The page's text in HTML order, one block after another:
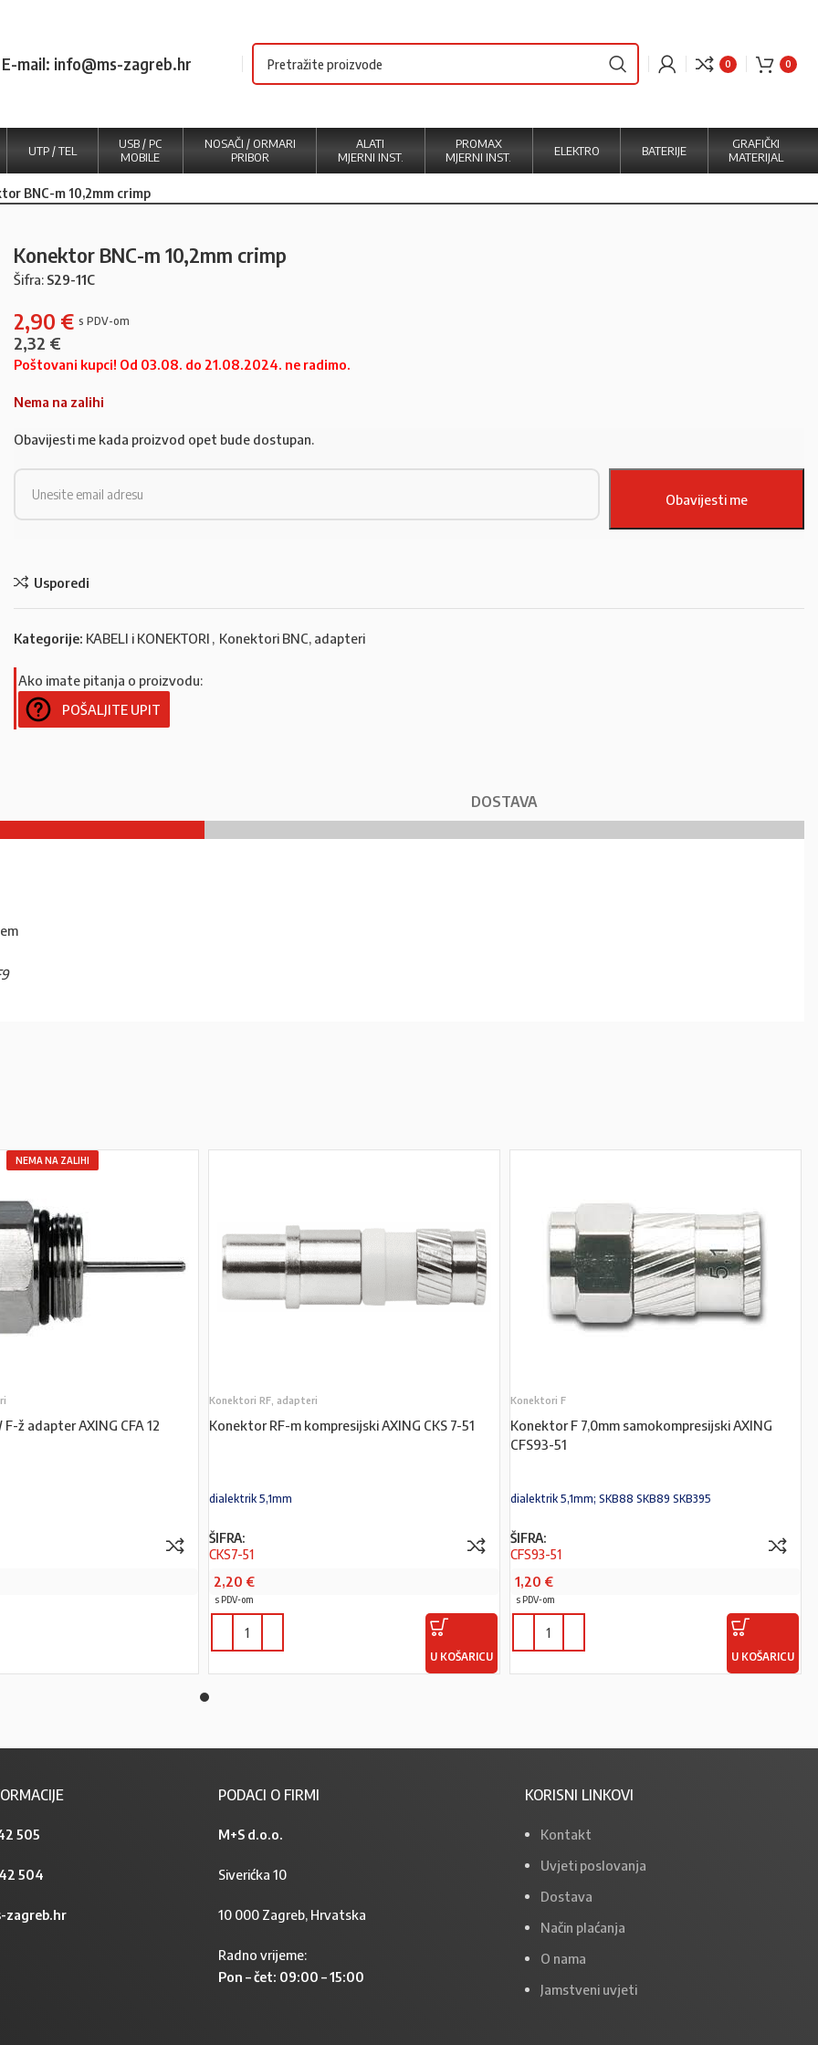
E-mail: info@ms-zagreb.hr 0 0
UTP / TEL
USB / PC
MOBILE
NOSAČI / ORMARI
PRIBOR
ALATI
MJERNI INST.
PROMAX
MJERNI INST.
ELEKTRO BATERIJE
GRAFIČKI
MATERIJAL
BNC-m 10,2mm crimp
Konektor BNC-m 10,2mm crimp
Šifra: S29-11C
2,90 €
2,32 €
Poštovani kupci! Od 03.08. do 21.08.2024. ne radimo.
Nema na zalihi
Obavijesti me kada proizvod opet bude dostupan.
Usporedi
Kategorije: KABELI i KONEKTORI , Konektori BNC, adapteri
Ako imate pitanja o proizvodu:
POŠALJITE UPIT
DOSTAVA
NEMA NA ZALIHI
ž adapter AXING CFA 12
Konektori RF, adapteri
Konektor RF-m kompresijski AXING CKS 7-51
dialektrik 5,1mm
ŠIFRA:
CKS7-51
2,20 €
s PDV-om
U KOŠARICU
Konektori F
Konektor F 7,0mm samokompresijski AXING
CFS93-51
dialektrik 5,1mm; SKB88 SKB89 SKB395
ŠIFRA:
CFS93-51
1,20 €
s PDV-om
U KOŠARICU
505
504
zagreb.hr
PODACI O FIRMI
M+S d.o.o.
Siverićka 10
10 000 Zagreb, Hrvatska
Radno vrijeme:
Pon – čet: 09:00 – 15:00
KORISNI LINKOVI
Kontakt
Uvjeti poslovanja
Dostava
Način plaćanja
O nama
Jamstveni uvjeti